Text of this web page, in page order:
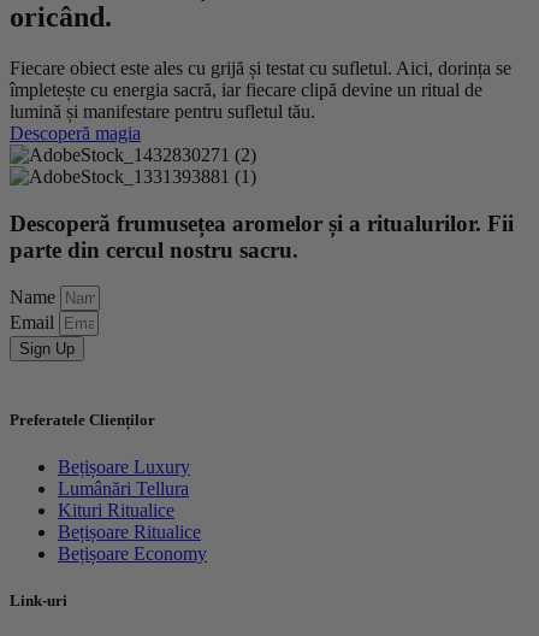
oricând.
Fiecare obiect este ales cu grijă și testat cu sufletul. Aici, dorința se
împletește cu energia sacră, iar fiecare clipă devine un ritual de
lumină și manifestare pentru sufletul tău.
Descoperă magia
Descoperă frumusețea aromelor și a ritualurilor. Fii
parte din cercul nostru sacru.
Name
Email
Sign Up
Preferatele Clienților
Bețișoare Luxury
Lumânări Tellura
Kituri Ritualice
Bețișoare Ritualice
Bețișoare Economy
Link-uri